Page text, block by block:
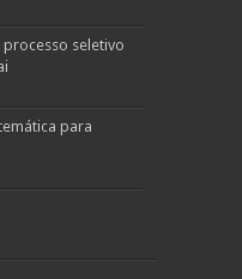
seletivo
para